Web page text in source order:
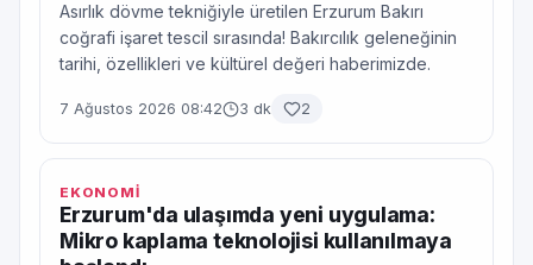
Asırlık dövme tekniğiyle üretilen Erzurum Bakırı
coğrafi işaret tescil sırasında! Bakırcılık geleneğinin
tarihi, özellikleri ve kültürel değeri haberimizde.
7 Ağustos 2026 08:42 3 dk 2
EKONOMİ
Erzurum'da ulaşımda yeni uygulama:
Mikro kaplama teknolojisi kullanılmaya